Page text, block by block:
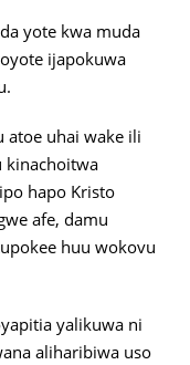
yote kwa muda
ijapokuwa
atoe uhai wake ili
kinachoitwa
hapo Kristo
afe, damu
huu wokovu
yalikuwa ni
aliharibiwa uso